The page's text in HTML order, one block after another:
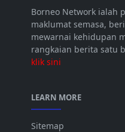
Borneo Network ialah
maklumat semasa,
mewarnai kehidupan
rangkaian berita satu
klik sini
LEARN MORE
Sitemap